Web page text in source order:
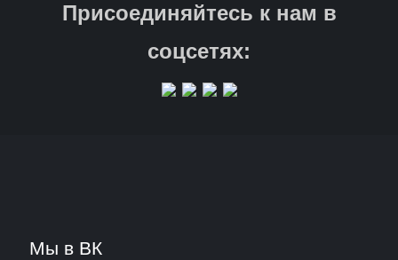
Присоединяйтесь к нам в
соцсетях:
Мы в ВК